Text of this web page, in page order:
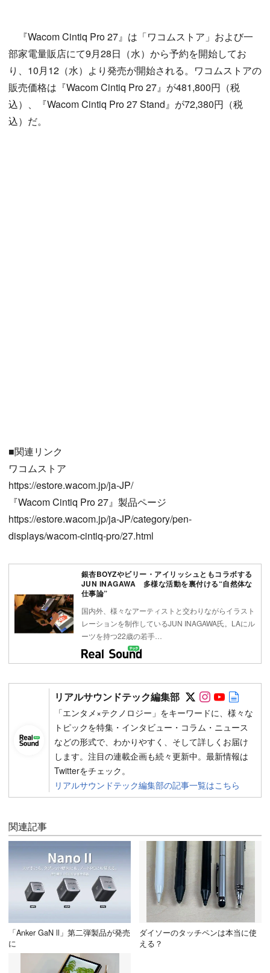
『Wacom Cintiq Pro 27』は「ワコムストア」および一
部家電量販店にて9月28日（水）から予約を開始してお
り、10月12（水）より発売が開始される。ワコムストアの
販売価格は『Wacom Cintiq Pro 27』が481,800円（税
込）、『Wacom Cintiq Pro 27 Stand』が72,380円（税
込）だ。
■関連リンク
ワコムストア
https://estore.wacom.jp/ja-JP/
『Wacom Cintiq Pro 27』製品ページ
https://estore.wacom.jp/ja-JP/category/pen-
displays/wacom-cintiq-pro/27.html
銀杏BOYZやビリー・アイリッシュともコラボする
JUN INAGAWA 多様な活動を裏付ける“自然体な
仕事論”
国内外、様々なアーティストと交わりながらイラスト
レーションを制作しているJUN INAGAWA氏。LAにル
ーツを持つ22歳の若手…
リアルサウンドテック編集部 Follow on
Follow on
Follow
「エンタメ×テクノロジー」をキーワードに、様々な
トピックを特集・インタビュー・コラム・ニュース
などの形式で、わかりやすく、そして詳しくお届け
します。注目の連載企画も続々更新中。最新情報は
Twitterをチェック。
リアルサウンドテック編集部の記事一覧はこちら
関連記事
「Anker GaN ll」第二弾製品が発売
に
ダイソーのタッチペンは本当に使
える？